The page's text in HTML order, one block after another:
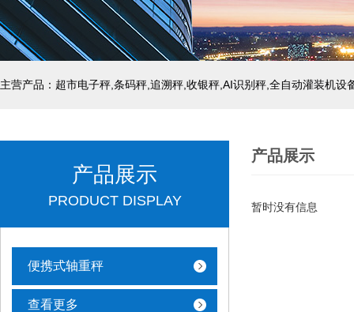
主营产品：超市电子秤,条码秤,追溯秤,收银秤,AI识别秤,全自动灌装机设
产品展示
PRODUCT DISPLAY
便携式轴重秤
查看更多
产品展示
暂时没有信息